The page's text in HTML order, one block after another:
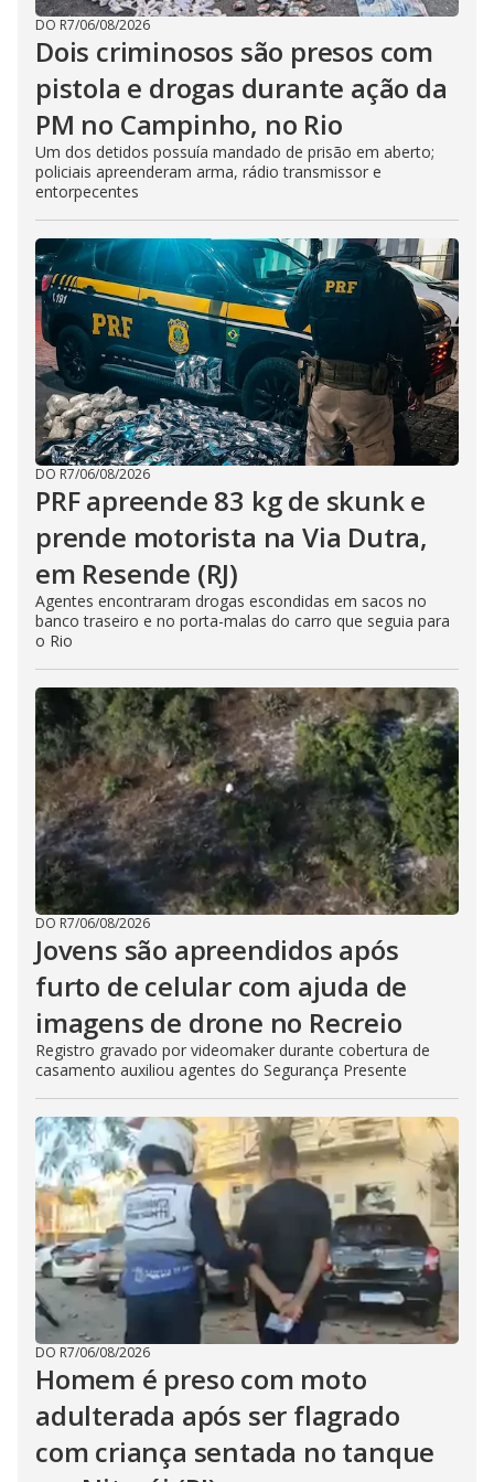
DO R7/06/08/2026
Dois criminosos são presos com
pistola e drogas durante ação da
PM no Campinho, no Rio
Um dos detidos possuía mandado de prisão em aberto;
policiais apreenderam arma, rádio transmissor e
entorpecentes
DO R7/06/08/2026
PRF apreende 83 kg de skunk e
prende motorista na Via Dutra,
em Resende (RJ)
Agentes encontraram drogas escondidas em sacos no
banco traseiro e no porta-malas do carro que seguia para
o Rio
DO R7/06/08/2026
Jovens são apreendidos após
furto de celular com ajuda de
imagens de drone no Recreio
Registro gravado por videomaker durante cobertura de
casamento auxiliou agentes do Segurança Presente
DO R7/06/08/2026
Homem é preso com moto
adulterada após ser flagrado
com criança sentada no tanque